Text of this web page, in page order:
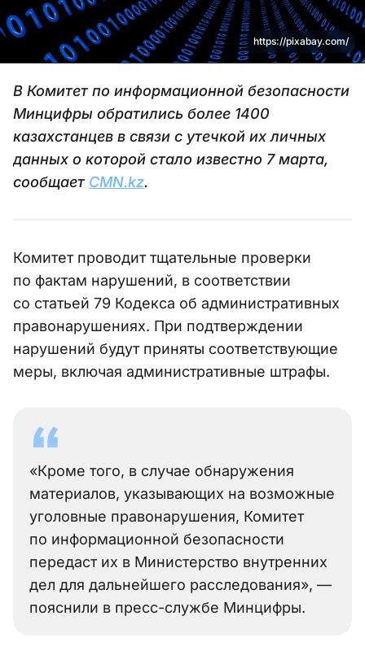
https://pixabay.com/
В Комитет по информационной безопасности
Минцифры обратились более 1400
казахстанцев в связи с утечкой их личных
данных о которой стало известно 7 марта,
сообщает CMN.kz.
Комитет проводит тщательные проверки
по фактам нарушений, в соответствии
со статьей 79 Кодекса об административных
правонарушениях. При подтверждении
нарушений будут приняты соответствующие
меры, включая административные штрафы.
«Кроме того, в случае обнаружения
материалов, указывающих на возможные
уголовные правонарушения, Комитет
по информационной безопасности
передаст их в Министерство внутренних
дел для дальнейшего расследования», —
пояснили в пресс-службе Минцифры.